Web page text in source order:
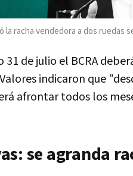
la racha vendedora a dos ruedas
31 de julio el BCRA
indicaron que
afrontar todos los
se agranda